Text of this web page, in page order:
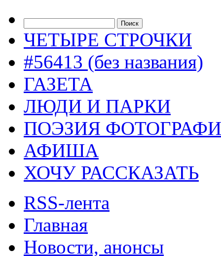
ЧЕТЫРЕ СТРОЧКИ
#56413 (без названия)
ГАЗЕТА
ЛЮДИ И ПАРКИ
ПОЭЗИЯ
АФИША
ХОЧУ РАССКАЗАТЬ
RSS-лента
Главная
Новости, анонсы